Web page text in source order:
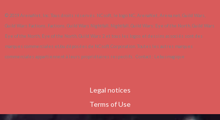
© 2019 ArenaNet, Inc. Tous droits réservés. NCsoft, le logo NC, ArenaNet, Arena.net, Guild Wars,
Guild Wars Factions, Factions, Guild Wars Nightfall, Nightfall, Guild Wars: Eye of the North, Guild Wars
Eye of the North, Eye of the North, Guild Wars 2 et tous les logos et dessins associés sont des
marques commerciales et/ou déposées de NCsoft Corporation. Toutes les autres marques
commerciales appartiennent à leurs propriétaires respectifs.
Contact : Lebusmagique
Legal notices
Terms of Use